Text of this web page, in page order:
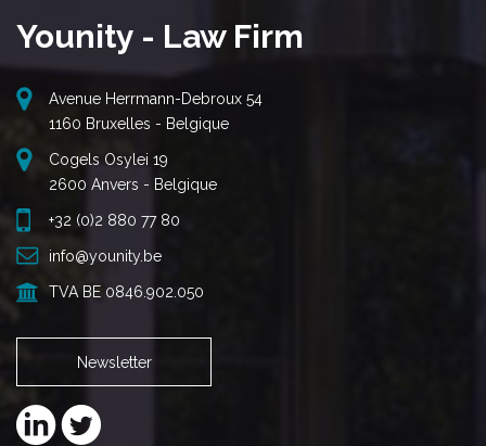
Younity - Law Firm
Avenue Herrmann-Debroux 54
1160 Bruxelles - Belgique
Cogels Osylei 19
2600 Anvers - Belgique
+32 (0)2 880 77 80
info@younity.be
TVA BE 0846.902.050
Newsletter